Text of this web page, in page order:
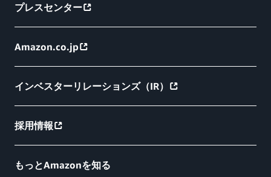
プレスセンター
Amazon.co.jp
インベスターリレーションズ（IR）
採用情報
もっとAmazonを知る